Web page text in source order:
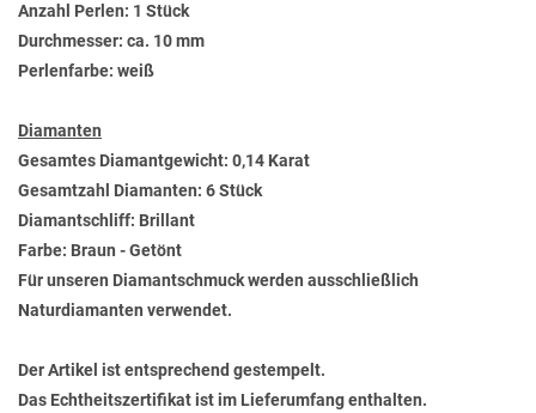
Anzahl Perlen: 1 Stück
Durchmesser: ca. 10 mm
Perlenfarbe: weiß
Diamanten
Gesamtes Diamantgewicht: 0,14 Karat
Gesamtzahl Diamanten: 6 Stück
Diamantschliff: Brillant
Farbe: Braun - Getönt
Für unseren Diamantschmuck werden ausschließlich
Naturdiamanten verwendet.
Der Artikel ist entsprechend gestempelt.
Das Echtheitszertifikat ist im Lieferumfang enthalten.